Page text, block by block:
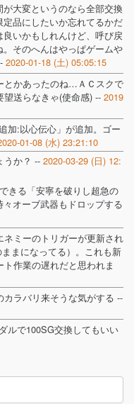
大変というのなら全部交換
品にしたいか忘れてるかだ
いかもしれんけど、呼び戻
そのへんはやっぱゲームや
2020-01-18 (土) 05:05:15
とかあったのね…ＡＣスクで
送らなきゃ(使命感) -- 2019
加:以心伝心」が追加。ゴー
01-08 (水) 23:21:10
うか？ -- 2020-03-29 (日) 12:
きる「安寧を破りし超急の
オーブ武器もドロップする
ミーのトリガーが更新され
まになってる）。これも新
作業の遅れだと思われま
ラバリ来そうな気がする --
ルで100SG交換してもいい